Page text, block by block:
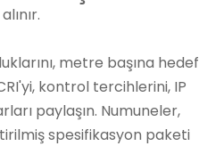
metre başına hedef
kontrol tercihlerini, IP
paylaşın. Numuneler,
spesifikasyon paketi